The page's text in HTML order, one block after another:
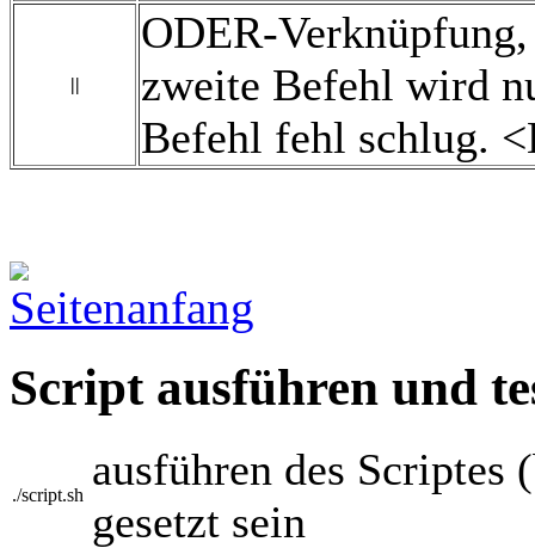
||
ODER-
zweite Befehl wird
Befehl fehl schlug.
Script ausführen und
./script.sh
ausführen des
gesetzt sein